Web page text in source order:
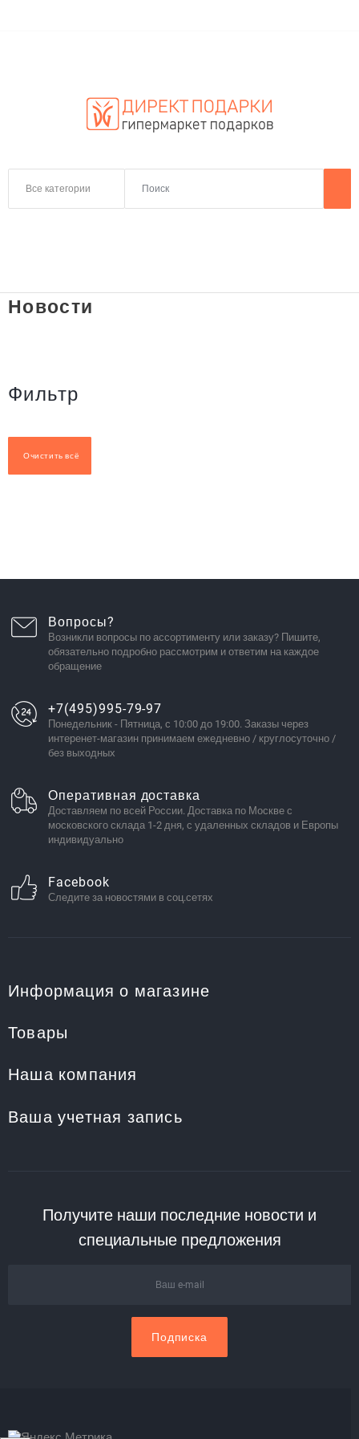
Все категории
Новости
Фильтр
Очистить всё
Вопросы?
Возникли вопросы по ассортименту или заказу? Пишите,
обязательно подробно рассмотрим и ответим на каждое
обращение
+7(495)995-79-97
Понедельник - Пятница, с 10:00 до 19:00. Заказы через
интеренет-магазин принимаем ежедневно / круглосуточно /
без выходных
Оперативная доставка
Доставляем по всей России. Доставка по Москве с
московского склада 1-2 дня, с удаленных складов и Европы
индивидуально
Facebook
Следите за новостями в соц.сетях
Информация о магазине
Товары
Наша компания
Ваша учетная запись
Получите наши последние новости и
специальные предложения